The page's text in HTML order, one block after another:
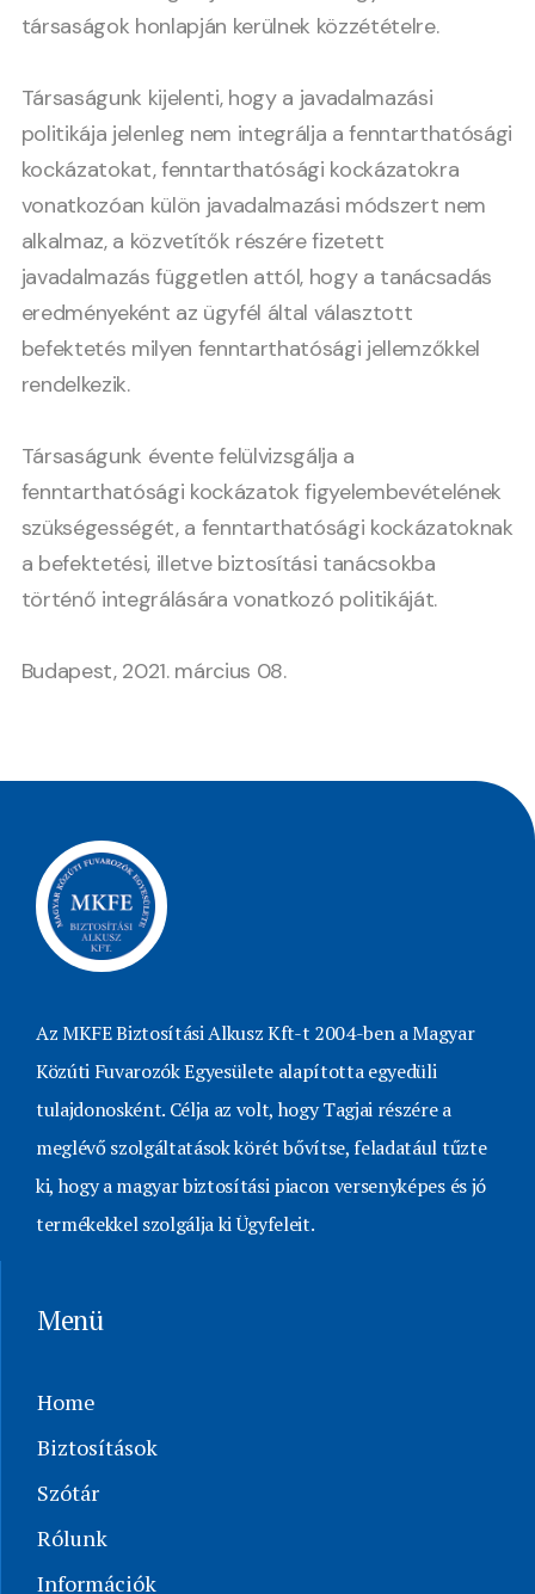
társaságok honlapján kerülnek közzétételre.
Társaságunk kijelenti, hogy a javadalmazási
politikája jelenleg nem integrálja a fenntarthatósági
kockázatokat, fenntarthatósági kockázatokra
vonatkozóan külön javadalmazási módszert nem
alkalmaz, a közvetítők részére fizetett
javadalmazás független attól, hogy a tanácsadás
eredményeként az ügyfél által választott
befektetés milyen fenntarthatósági jellemzőkkel
rendelkezik.
Társaságunk évente felülvizsgálja a
fenntarthatósági kockázatok figyelembevételének
szükségességét, a fenntarthatósági kockázatoknak
a befektetési, illetve biztosítási tanácsokba
történő integrálására vonatkozó politikáját.
Budapest, 2021. március 08.
Az MKFE Biztosítási Alkusz Kft-t 2004-ben a Magyar
Közúti Fuvarozók Egyesülete alapította egyedüli
tulajdonosként. Célja az volt, hogy Tagjai részére a
meglévő szolgáltatások körét bővítse, feladatául tűzte
ki, hogy a magyar biztosítási piacon versenyképes és jó
termékekkel szolgálja ki Ügyfeleit.
Menü
Home
Biztosítások
Szótár
Rólunk
Információk